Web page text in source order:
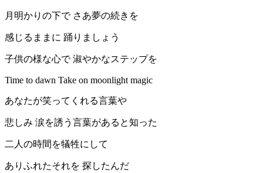
月明かりの下で さあ夢の続きを
感じるままに 踊りましょう
子供の様な心で 淑やかなステップを
Time to dawn Take on moonlight magic
あなたが笑ってくれる言葉や
悲しみ 涙を誘う言葉があると知った
二人の時間を犠牲にして
ありふれたそれを 探したんだ